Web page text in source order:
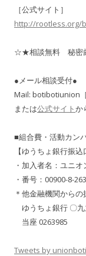
［公式サイト］
http://rootless.org/
☆★相談無料 秘
●メール相談受付●
Mail: botibotiunion
または公式サイトか
■組合費・活動カン
【ゆうちょ銀行振込
・加入者名：ユニ
・番号：00900-8-
＊他金融機関からの
ゆうちょ銀行 〇九
当座 0263985
Tweets by